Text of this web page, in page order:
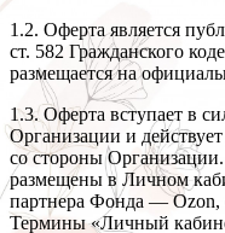
1.2. Оферта является
ст. 582 Гражданского
размещается на
1.3. Оферта вступает в
Организации и
со стороны
размещены в Личном
партнера Фонда — Ozon,
Термины «Личный